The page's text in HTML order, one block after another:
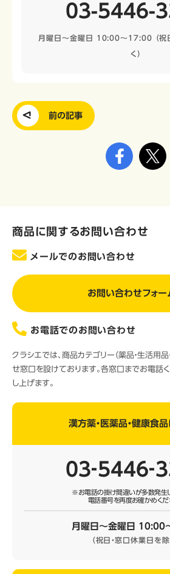
03-5446-
月曜日～金曜日 10:00～17:00 （
く）
前の記事
商品に関するお問い合わせ
メールでのお問い合わせ
お問い合わせフォー
お電話でのお問い合わせ
クラシエでは、商品カテゴリー（薬品・生活用
せ窓口を設けております。各窓口までお電話
し上げます。
漢方薬・医薬品・健康食
※お電話の掛け間違いが多数発生し
電話番号を再度お確かめくだ
月曜日～金曜日 10:00
（祝日・窓口休業日を除